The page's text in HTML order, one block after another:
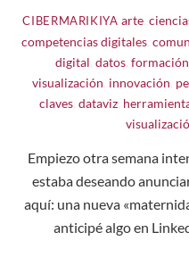
CIBERMARIKIYA arte,
competencias digitales,
digital datos,
visualización innovación
claves dataviz
Empiezo otra semana
estaba deseando
aquí: una nueva
anticipé algo en